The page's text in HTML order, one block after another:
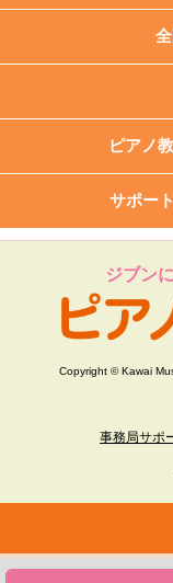
ピアノ
サポー
ジブン
Copyright © Kawai
事務局サポ